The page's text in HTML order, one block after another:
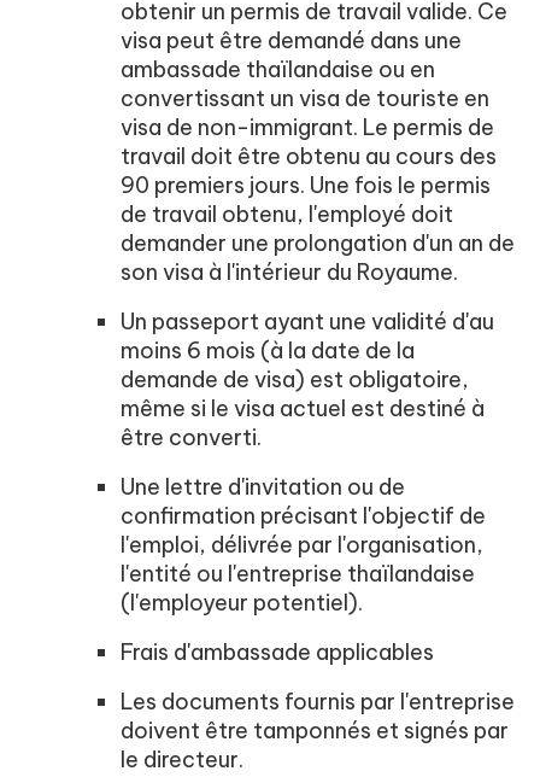
obtenir un permis de travail valide. Ce
visa peut être demandé dans une
ambassade thaïlandaise ou en
convertissant un visa de touriste en
visa de non-immigrant. Le permis de
travail doit être obtenu au cours des
90 premiers jours. Une fois le permis
de travail obtenu, l'employé doit
demander une prolongation d'un an de
son visa à l'intérieur du Royaume.
Un passeport ayant une validité d'au
moins 6 mois (à la date de la
demande de visa) est obligatoire,
même si le visa actuel est destiné à
être converti.
Une lettre d'invitation ou de
confirmation précisant l'objectif de
l'emploi, délivrée par l'organisation,
l'entité ou l'entreprise thaïlandaise
(l'employeur potentiel).
Frais d'ambassade applicables
Les documents fournis par l'entreprise
doivent être tamponnés et signés par
le directeur.